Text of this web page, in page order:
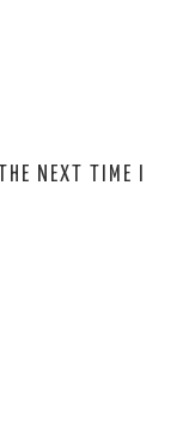
NEXT TIME I